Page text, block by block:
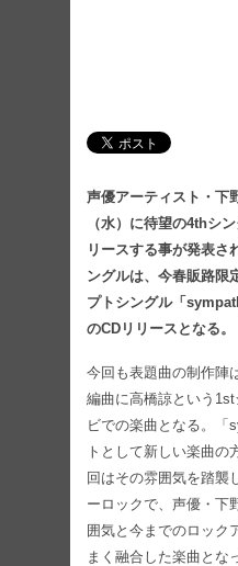
声優アーティスト・下
（水）に待望の4thシ
リースする事が発表さ
ングルは、今春販路限
プトシングル「
のCDリリースとなる。
今回も表題曲の制作陣
編曲に高橋諒という
ビでの楽曲となる。「
トとして新しい楽曲の
回はその雰囲気を踏襲
ーロックで、声優・下
囲気と今までのロック
まく融合した楽曲とな